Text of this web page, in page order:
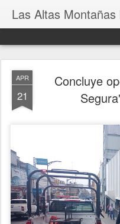
Las Altas
APR
21
Concluye